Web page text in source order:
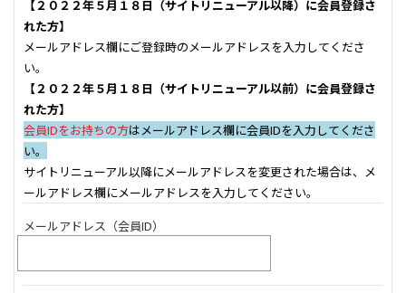
【２０２２年５月１８日（サイトリニューアル以降）に会員登録さ
れた方】
メールアドレス欄にご登録時のメールアドレスを入力してくださ
い。
【２０２２年５月１８日（サイトリニューアル以前）に会員登録さ
れた方】
会員IDをお持ちの方はメールアドレス欄に会員IDを入力してくださ
い。
サイトリニューアル以降にメールアドレスを変更された場合は、メ
ールアドレス欄にメールアドレスを入力してください。
メールアドレス（会員ID）